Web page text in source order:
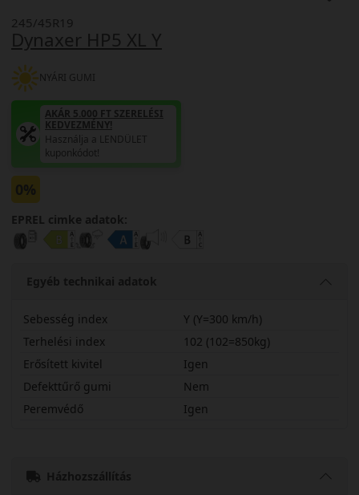
Dynaxer HP5 XL Y
245/45R19
NYÁRI GUMI
AKÁR 5.000 FT SZERELÉSI
KEDVEZMÉNY!
Használja a LENDÜLET
kuponkódot!
0%
EPREL cimke adatok:
Egyéb technikai adatok
Sebesség index
Y (Y=300 km/h)
Terhelési index
102 (102=850kg)
Erősített kivitel
Igen
Defekttűrő gumi
Nem
Peremvédő
Igen
Házhozszállítás